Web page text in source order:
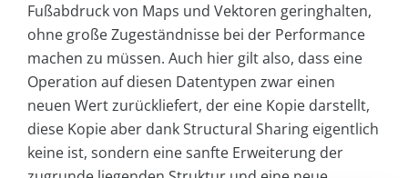
Fußabdruck von Maps und Vektoren geringhalten,
ohne große Zugeständnisse bei der Performance
machen zu müssen. Auch hier gilt also, dass eine
Operation auf diesen Datentypen zwar einen
neuen Wert zurückliefert, der eine Kopie darstellt,
diese Kopie aber dank Structural Sharing eigentlich
keine ist, sondern eine sanfte Erweiterung der